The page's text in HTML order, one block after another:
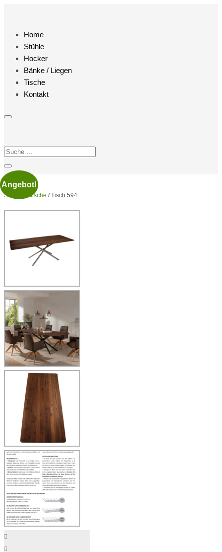
Home
Stühle
Hocker
Bänke / Liegen
Tische
Kontakt
Start Esstische / Tisch 594
Angebot!